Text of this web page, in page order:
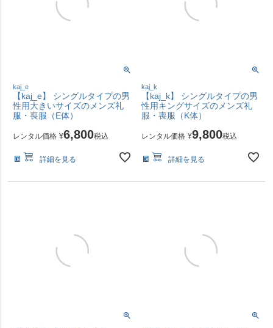
kaj_e
【kaj_e】 シングルタイプの男
性用大きいサイズのメンズ礼
服・喪服（E体）
レンタル価格 ¥6,800税込
詳細を見る
kaj_k
【kaj_k】 シングルタイプの男
性用キングサイズのメンズ礼
服・喪服（K体）
レンタル価格 ¥9,800税込
詳細を見る